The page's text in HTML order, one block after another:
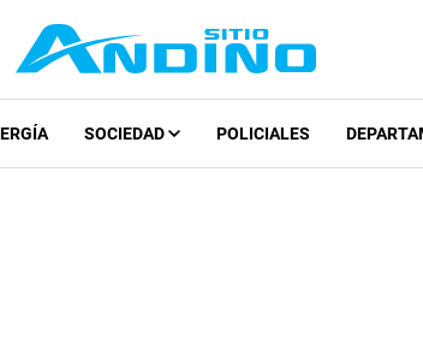
SOCIEDAD POLICIALES